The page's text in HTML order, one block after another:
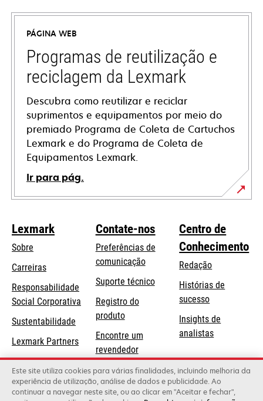
in
new
tab
PÁGINA WEB
Programas de reutilização e
reciclagem da Lexmark
Descubra como reutilizar e reciclar
suprimentos e equipamentos por meio do
premiado Programa de Coleta de Cartuchos
Lexmark e do Programa de Coleta de
Equipamentos Lexmark.
Ir para pág.
Lexmark
Sobre
Carreiras
Responsabilidade
Social Corporativa opens
new
tab
Sustentabilidade
Lexmark Partners
Contate-nos
Preferências de
comunicação
Suporte técnicoopens
Registro do
produto
Encontre um
revendedor
Lista de
atacadistas
Centro de
Conhecimento
Redação
Histórias de
sucesso
Insights de
analistas
Este site utiliza cookies para várias finalidades, incluindo melhoria da
experiência de utilização, análise de dados e publicidade. Ao
continuar a navegar neste site, ou ao clicar em "Aceitar e fechar",